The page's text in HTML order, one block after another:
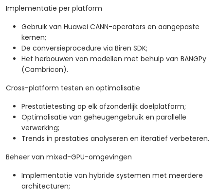
Implementatie per platform
Gebruik van Huawei CANN-operators en aangepaste
kernen;
De conversieprocedure via Biren SDK;
Het herbouwen van modellen met behulp van BANGPy
(Cambricon).
Cross-platform testen en optimalisatie
Prestatietesting op elk afzonderlijk doelplatform;
Optimalisatie van geheugengebruik en parallelle
verwerking;
Trends in prestaties analyseren en iteratief verbeteren.
Beheer van mixed-GPU-omgevingen
Implementatie van hybride systemen met meerdere
architecturen;